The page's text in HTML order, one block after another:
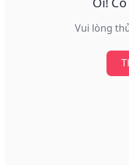
Vui lòng